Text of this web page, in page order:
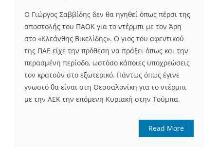
Ο Γιώργος Σαββίδης δεν θα ηγηθεί όπως πέρσι της
αποστολής του ΠΑΟΚ για το ντέρμπι με τον Άρη
στο «Κλεάνθης Βικελίδης». Ο γιος του αφεντικού
της ΠΑΕ είχε την πρόθεση να πράξει όπως και την
περασμένη περίοδο, ωστόσο κάποιες υποχρεώσεις
τον κρατούν στο εξωτερικό. Πάντως όπως έγινε
γνωστό θα είναι στη Θεσσαλονίκη για το ντέρμπι
με την ΑΕΚ την επόμενη Κυριακή στην Τούμπα.
Read More